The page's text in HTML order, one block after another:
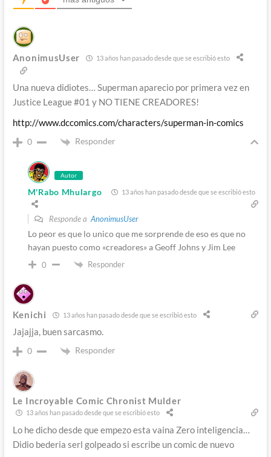
AnonimusUser 13 años han pasado desde que se escribió esto
Una nueva didiotes… Superman aparecio por primera vez en
Justice League #01 y NO TIENE CREADORES!
http://www.dccomics.com/characters/superman-in-comics
0 Responder
Autor
M'Rabo Mhulargo 13 años han pasado desde que se escribió esto
Responde a AnonimusUser
Lo peor es que lo unico que me sorprende de eso es que no
hayan puesto como «creadores» a Geoff Johns y Jim Lee
0 Responder
Kenichi 13 años han pasado desde que se escribió esto
Jajajja, buen sarcasmo.
0 Responder
Le Incroyable Comic Chronist Mulder
13 años han pasado desde que se escribió esto
Lo he dicho desde que empezo esta vaina Zero inteligencia…
Didio bederia serl golpeado si escribe un comic de nuevo